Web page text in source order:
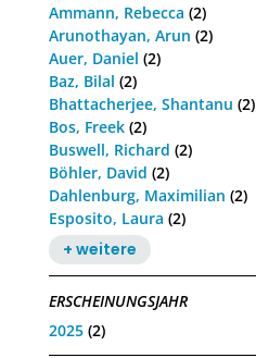
Ammann, Rebecca (2)
Arunothayan, Arun (2)
Auer, Daniel (2)
Baz, Bilal (2)
Bhattacherjee, Shantanu (2)
Bos, Freek (2)
Buswell, Richard (2)
Böhler, David (2)
Dahlenburg, Maximilian (2)
Esposito, Laura (2)
+ weitere
ERSCHEINUNGSJAHR
2025 (2)